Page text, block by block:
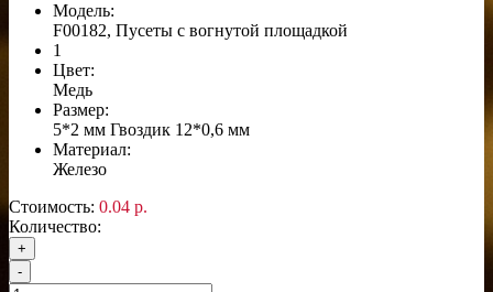
Модель:
F00182, Пусеты с вогнутой площадкой
1
Цвет:
Медь
Размер:
5*2 мм Гвоздик 12*0,6 мм
Материал:
Железо
Стоимость: 0.04 р.
Количество:
+
-